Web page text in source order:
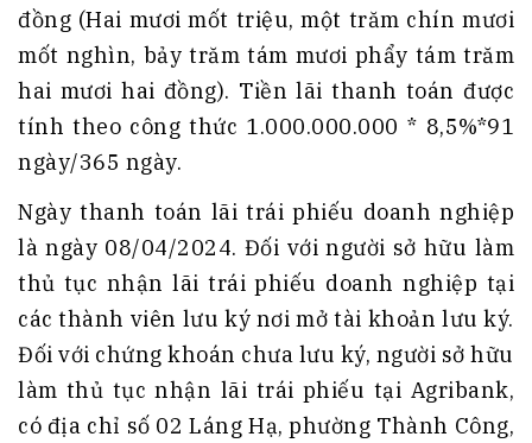
đồng (Hai mươi mốt triệu, một trăm chín mươi
mốt nghìn, bảy trăm tám mươi phẩy tám trăm
hai mươi hai đồng). Tiền lãi thanh toán được
tính theo công thức 1.000.000.000 * 8,5%*91
ngày/365 ngày.
Ngày thanh toán lãi trái phiếu doanh nghiệp
là ngày 08/04/2024. Đối với người sở hữu làm
thủ tục nhận lãi trái phiếu doanh nghiệp tại
các thành viên lưu ký nơi mở tài khoản lưu ký.
Đối với chứng khoán chưa lưu ký, người sở hữu
làm thủ tục nhận lãi trái phiếu tại Agribank,
có địa chỉ số 02 Láng Hạ, phường Thành Công,